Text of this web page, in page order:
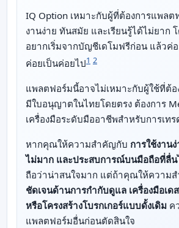
IQ Option เหมาะกับผู้ที่ต้องการแพลต
งานง่าย ทันสมัย และเรียนรู้ได้ไม่ยาก
อยากเริ่มจากบัญชีเดโมฟรีก่อน แล้วค่อ
ค่อยเป็นค่อยไป1 2
แพลตฟอร์มนี้อาจไม่เหมาะกับผู้ใช้ที่ต้อ
มีใบอนุญาตในไทยโดยตรง ต้องการ
เครื่องมือระดับมืออาชีพสำหรับการเทร
หากคุณให้ความสำคัญกับ การใช้งาน
ไม่มาก และประสบการณ์บนมือถือที่ลื่น
ถือว่าน่าสนใจมาก แต่ถ้าคุณให้ความ
ชัดเจนด้านการกำกับดูแล เครื่องมือเด
หรือโครงสร้างโบรกเกอร์แบบดั้งเดิมค
แพลตฟอร์มอื่นก่อนตัดสินใจ